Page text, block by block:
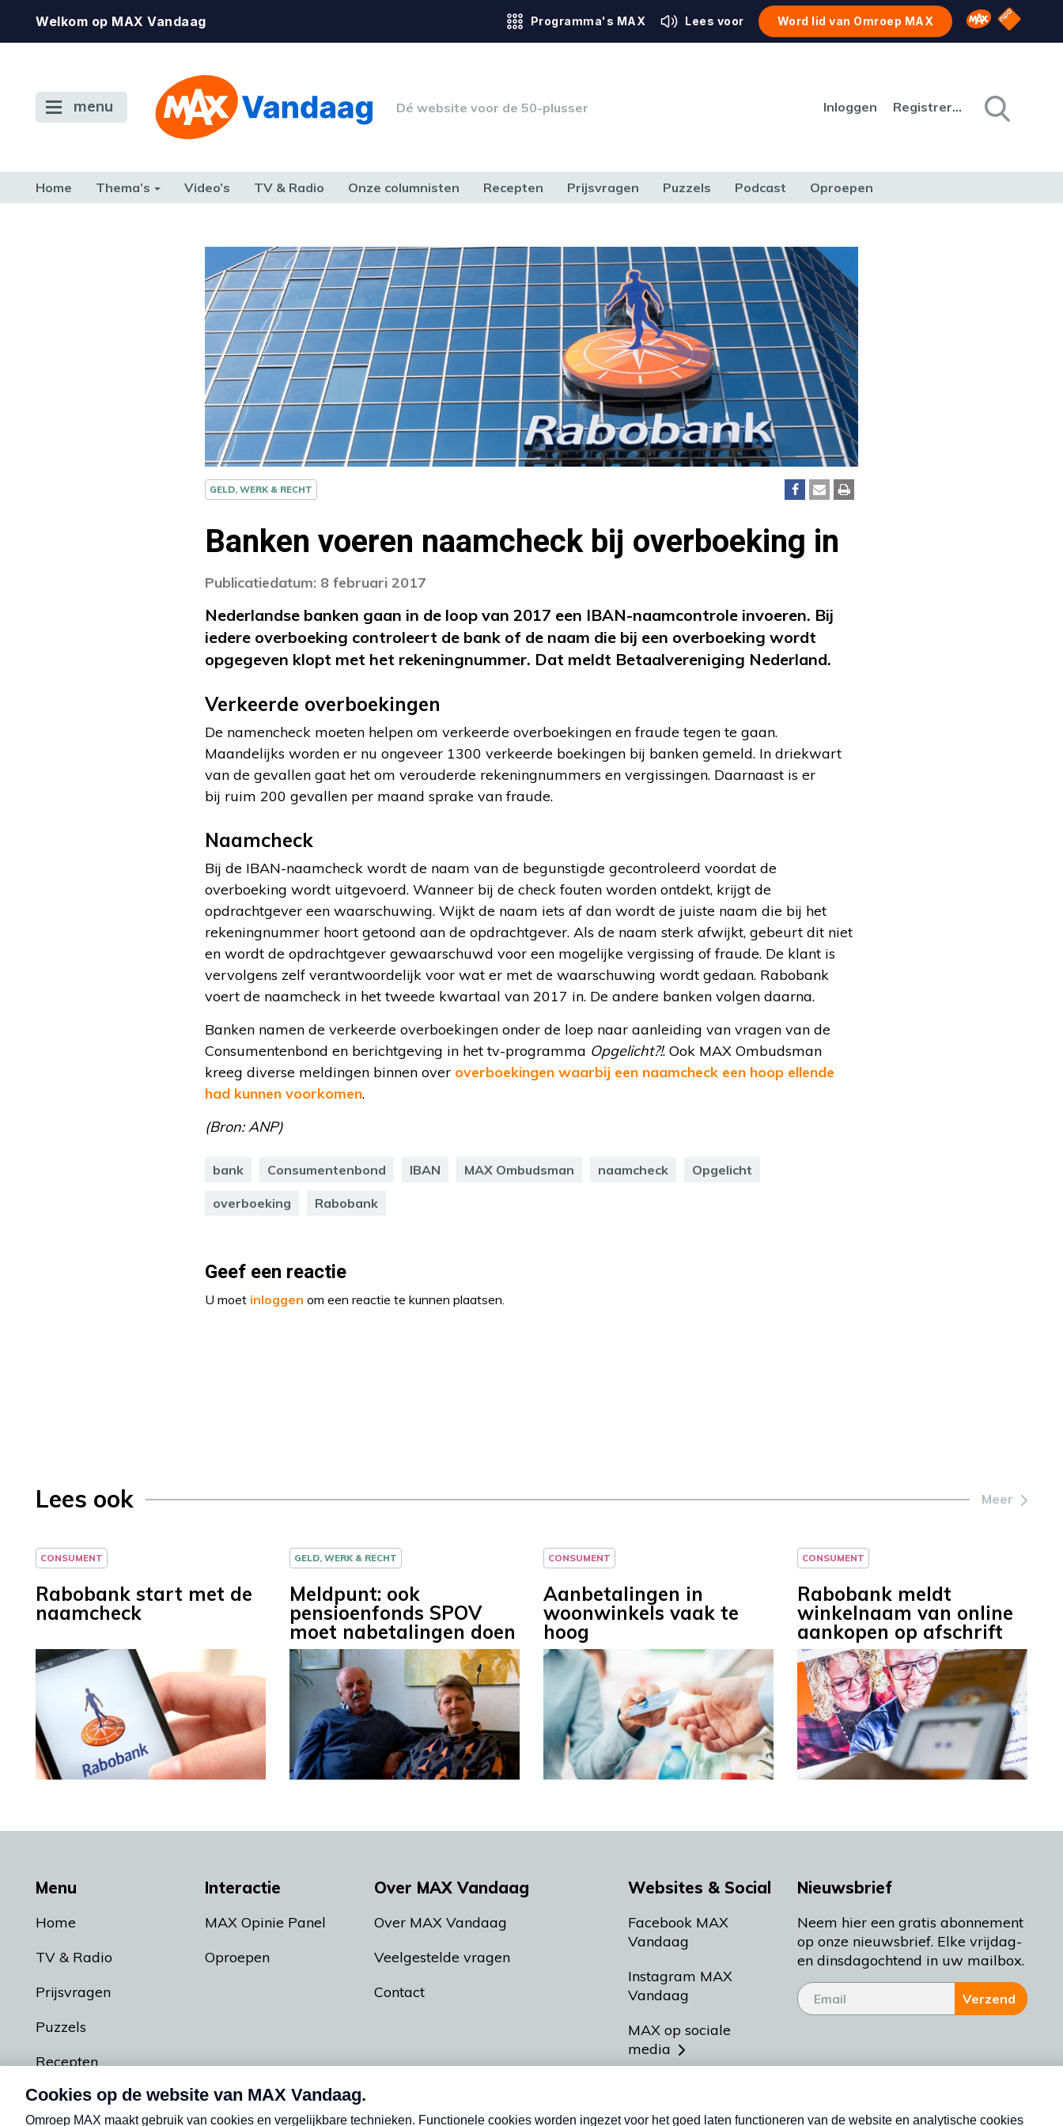
Welkom op MAX Vandaag Programma's MAX Lees voor Word lid van Omroep MAX Omroep MAX
NPO
menu Dé website voor de 50-plusser Inloggen Registreren
Home Thema’s Video’s TV & Radio Onze columnisten Recepten Prijsvragen Puzzels Podcast Oproepen
GELD, WERK & RECHT
Banken voeren naamcheck bij overboeking in
Publicatiedatum: 8 februari 2017
Nederlandse banken gaan in de loop van 2017 een IBAN-naamcontrole invoeren. Bij
iedere overboeking controleert de bank of de naam die bij een overboeking wordt
opgegeven klopt met het rekeningnummer. Dat meldt Betaalvereniging Nederland.
Verkeerde overboekingen
De namencheck moeten helpen om verkeerde overboekingen en fraude tegen te gaan.
Maandelijks worden er nu ongeveer 1300 verkeerde boekingen bij banken gemeld. In driekwart
van de gevallen gaat het om verouderde rekeningnummers en vergissingen. Daarnaast is er
bij ruim 200 gevallen per maand sprake van fraude.
Naamcheck
Bij de IBAN-naamcheck wordt de naam van de begunstigde gecontroleerd voordat de
overboeking wordt uitgevoerd. Wanneer bij de check fouten worden ontdekt, krijgt de
opdrachtgever een waarschuwing. Wijkt de naam iets af dan wordt de juiste naam die bij het
rekeningnummer hoort getoond aan de opdrachtgever. Als de naam sterk afwijkt, gebeurt dit niet
en wordt de opdrachtgever gewaarschuwd voor een mogelijke vergissing of fraude. De klant is
vervolgens zelf verantwoordelijk voor wat er met de waarschuwing wordt gedaan. Rabobank
voert de naamcheck in het tweede kwartaal van 2017 in. De andere banken volgen daarna.
Banken namen de verkeerde overboekingen onder de loep naar aanleiding van vragen van de
Consumentenbond en berichtgeving in het tv-programma Opgelicht?!. Ook MAX Ombudsman
kreeg diverse meldingen binnen over overboekingen waarbij een naamcheck een hoop ellende
had kunnen voorkomen.
(Bron: ANP)
bank Consumentenbond IBAN MAX Ombudsman naamcheck Opgelicht
overboeking Rabobank
Geef een reactie
U moet inloggen om een reactie te kunnen plaatsen.
Lees ook Meer
CONSUMENT
Rabobank start met de
naamcheck
GELD, WERK & RECHT
Meldpunt: ook
pensioenfonds SPOV
moet nabetalingen doen
CONSUMENT
Aanbetalingen in
woonwinkels vaak te
hoog
CONSUMENT
Rabobank meldt
winkelnaam van online
aankopen op afschrift
Menu
Home
TV & Radio
Prijsvragen
Puzzels
Recepten
Podcasts
Interactie
MAX Opinie Panel
Oproepen
Over MAX Vandaag
Over MAX Vandaag
Veelgestelde vragen
Contact
Websites & Social
Facebook MAX
Vandaag
Instagram MAX
Vandaag
MAX op sociale
media
Meldpunt Actueel
Nieuwsbrief
Neem hier een gratis abonnement
op onze nieuwsbrief. Elke vrijdag-
en dinsdagochtend in uw mailbox.
Verzend